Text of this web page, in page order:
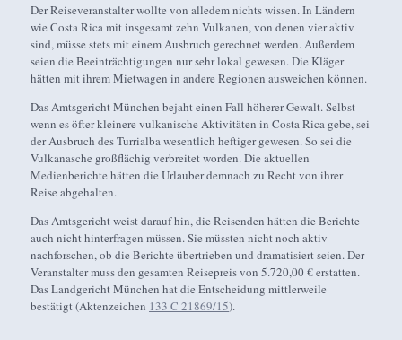
Der Reiseveranstalter wollte von alledem nichts wissen. In Ländern
wie Costa Rica mit insgesamt zehn Vulkanen, von denen vier aktiv
sind, müsse stets mit einem Ausbruch gerechnet werden. Außerdem
seien die Beeinträchtigungen nur sehr lokal gewesen. Die Kläger
hätten mit ihrem Mietwagen in andere Regionen ausweichen können.
Das Amtsgericht München bejaht einen Fall höherer Gewalt. Selbst
wenn es öfter kleinere vulkanische Aktivitäten in Costa Rica gebe, sei
der Ausbruch des Turrialba wesentlich heftiger gewesen. So sei die
Vulkanasche großflächig verbreitet worden. Die aktuellen
Medienberichte hätten die Urlauber demnach zu Recht von ihrer
Reise abgehalten.
Das Amtsgericht weist darauf hin, die Reisenden hätten die Berichte
auch nicht hinterfragen müssen. Sie müssten nicht noch aktiv
nachforschen, ob die Berichte übertrieben und dramatisiert seien. Der
Veranstalter muss den gesamten Reisepreis von 5.720,00 € erstatten.
Das Landgericht München hat die Entscheidung mittlerweile
bestätigt (Aktenzeichen 133 C 21869/15).